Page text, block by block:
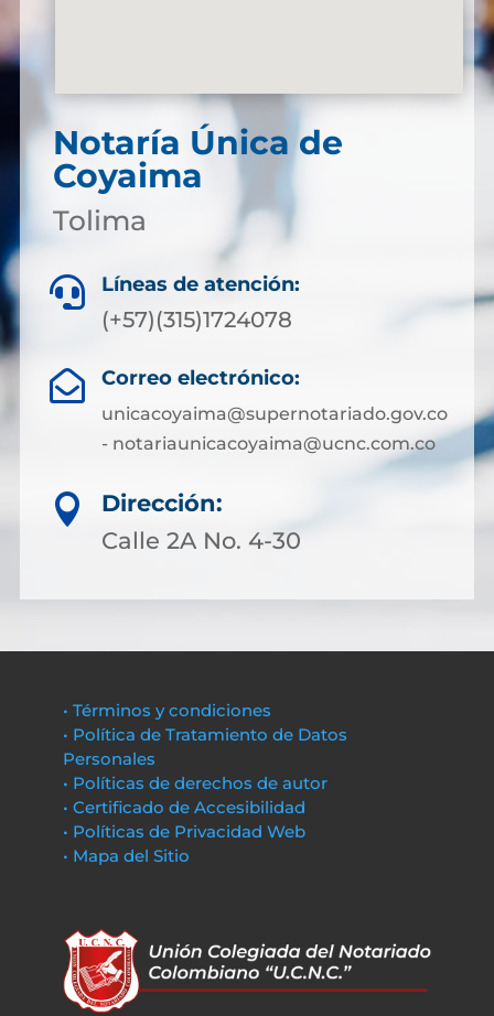
Notaría Única de
Coyaima
Tolima
 Líneas de atención:
(+57)(315)1724078
 Correo electrónico:
unicacoyaima@supernotariado.gov.co
- notariaunicacoyaima@ucnc.com.co

Dirección:
Calle 2A No. 4-30
• Términos y condiciones
• Política de Tratamiento de Datos
Personales
• Políticas de derechos de autor
• Certificado de Accesibilidad
• Políticas de Privacidad Web
• Mapa del Sitio